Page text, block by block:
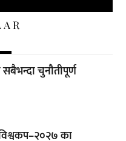
सबैभन्दा चुनौतीपूर्ण
का